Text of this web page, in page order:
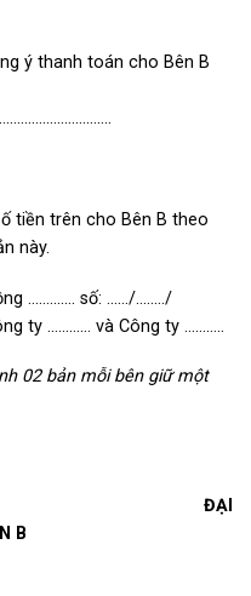
ý thanh toán cho Bên B
tiền trên cho Bên B theo
này.
…………. số: ……/……../
ty ………… và Công ty ………..
02 bản mỗi bên giữ một
BÊN A ĐẠI
B
đốc